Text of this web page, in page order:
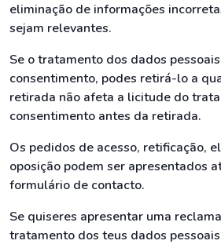
eliminação de informações
sejam relevantes.
Se o tratamento dos dados
consentimento, podes retirá-lo a
retirada não afeta a licitude do
consentimento antes da retirada.
Os pedidos de acesso, retificação,
oposição podem ser apresentados
formulário de contacto.
Se quiseres apresentar uma
tratamento dos teus dados